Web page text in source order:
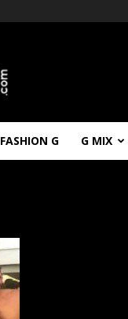
FASHION G G MIX